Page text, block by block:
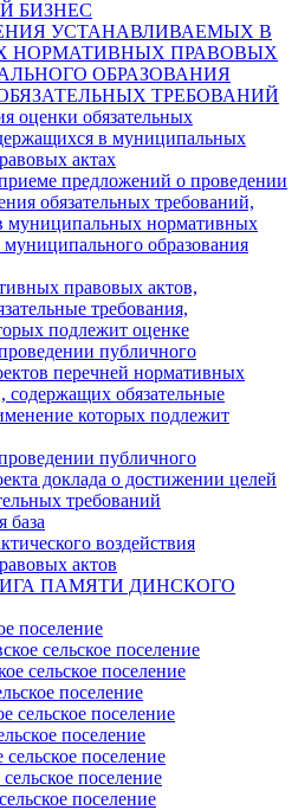
БИЗНЕС
УСТАНАВЛИВАЕМЫХ В
НОРМАТИВНЫХ ПРАВОВЫХ
ОБРАЗОВАНИЯ
ТРЕБОВАНИЙ
оценки обязательных
в муниципальных
актах
предложений о проведении
обязательных требований,
муниципальных нормативных
образования
правовых актов,
требования,
подлежит оценке
публичного
перечней нормативных
содержащих обязательные
которых подлежит
публичного
доклада о достижении целей
требований
база
воздействия
актов
ПАМЯТИ ДИНСКОГО
поселение
сельское поселение
сельское поселение
поселение
сельское поселение
поселение
поселение
поселение
поселение